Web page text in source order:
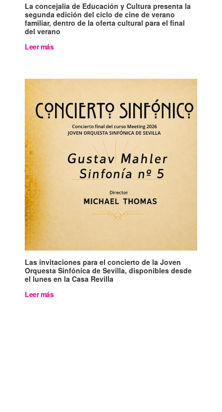
La concejalía de Educación y Cultura presenta la
segunda edición del ciclo de cine de verano
familiar, dentro de la oferta cultural para el final
del verano
Leer más
Las invitaciones para el concierto de la Joven
Orquesta Sinfónica de Sevilla, disponibles desde
el lunes en la Casa Revilla
Leer más